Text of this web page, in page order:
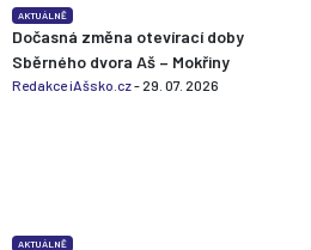
AKTUÁLNĚ
Dočasná změna otevírací doby
Sběrného dvora Aš – Mokřiny
Redakce iAšsko.cz- 29. 07. 2026
AKTUÁLNĚ